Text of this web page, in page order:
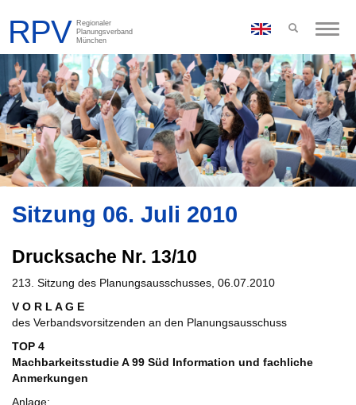
Toggle
Sitzung 06. Juli 2010
Drucksache Nr. 13/10
213. Sitzung des Planungsausschusses, 06.07.2010
V O R L A G E
des Verbandsvorsitzenden an den Planungsausschuss
TOP 4
Machbarkeitsstudie A 99 Süd Information und fachliche
Anmerkungen
Anlage: